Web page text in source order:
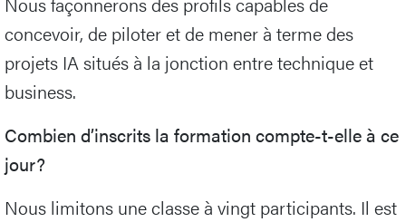
concevoir, de piloter et de mener à terme des
projets IA situés à la jonction entre technique et
business.
Combien d’inscrits la formation compte-t-elle à ce
jour?
Nous limitons une classe à vingt participants. Il est